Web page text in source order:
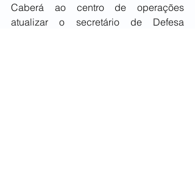
Caberá ao centro de operações
atualizar o secretário de Defesa